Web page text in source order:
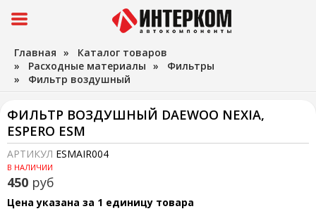
Главная » Каталог товаров
» Расходные материалы » Фильтры
» Фильтр воздушный
ФИЛЬТР ВОЗДУШНЫЙ DAEWOO NEXIA,
ESPERO ESM
АРТИКУЛ ESMAIR004
В НАЛИЧИИ
450 руб
Цена указана за 1 единицу товара